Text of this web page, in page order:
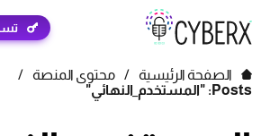
الصفحة الرئيسية / محتوى المنصة
/
Posts: "المستخدم_النهائي"